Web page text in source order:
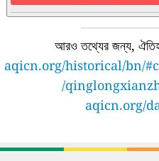
আরও তথ্যের জন্য,
aqicn.org/historical/bn/
/
aqicn.org/